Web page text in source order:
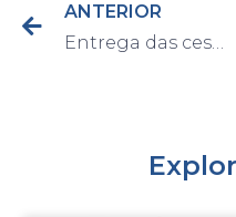
ANTERIOR
Entrega das cestas básicas começa na próxima segunda-feira; confira os locais e horários para a retirada